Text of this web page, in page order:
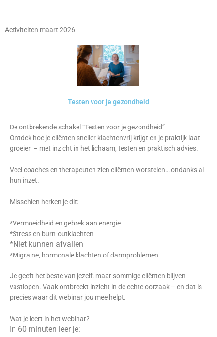
Activiteiten maart 2026
Testen voor je gezondheid
De ontbrekende schakel “Testen voor je gezondheid”
Ontdek hoe je cliënten sneller klachtenvrij krijgt en je praktijk laat
groeien – met inzicht in het lichaam, testen en praktisch advies.
Veel coaches en therapeuten zien cliënten worstelen… ondanks al
hun inzet.
Misschien herken je dit:
*Vermoeidheid en gebrek aan energie
*Stress en burn-outklachten
*Niet kunnen afvallen
*Migraine, hormonale klachten of darmproblemen
Je geeft het beste van jezelf, maar sommige cliënten blijven
vastlopen. Vaak ontbreekt inzicht in de echte oorzaak – en dat is
precies waar dit webinar jou mee helpt.
Wat je leert in het webinar?
In 60 minuten leer je: